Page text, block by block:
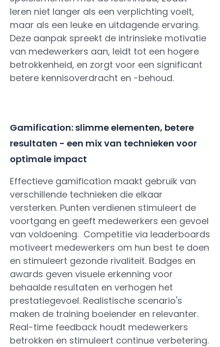
leren niet langer als een verplichting voelt,
maar als een leuke en uitdagende ervaring.
Deze aanpak spreekt de intrinsieke motivatie
van medewerkers aan, leidt tot een hogere
betrokkenheid, en zorgt voor een significant
betere kennisoverdracht en -behoud.
Gamification: slimme elementen, betere
resultaten - een mix van technieken voor
optimale impact
Effectieve gamification maakt gebruik van
verschillende technieken die elkaar
versterken. Punten verdienen stimuleert de
voortgang en geeft medewerkers een gevoel
van voldoening. Competitie via leaderboards
motiveert medewerkers om hun best te doen
en stimuleert gezonde rivaliteit. Badges en
awards geven visuele erkenning voor
behaalde resultaten en verhogen het
prestatiegevoel. Realistische scenario's
maken de training boeiender en relevanter.
Real-time feedback houdt medewerkers
betrokken en stimuleert continue verbetering.